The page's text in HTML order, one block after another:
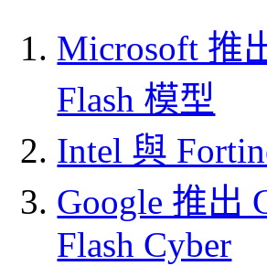
Microsoft 推
Flash 模型
Intel 與
Google 推出
Flash Cyber